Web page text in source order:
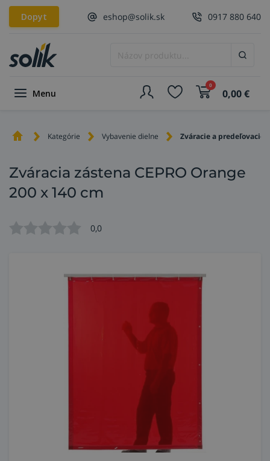
Dopyt eshop@solik.sk 0917 880 640
Menu
0
0,00€
Kategórie Vybavenie dielne Zváracie a predeľovacie
Zváracia zástena CEPRO Orange
200 x 140 cm
0,0